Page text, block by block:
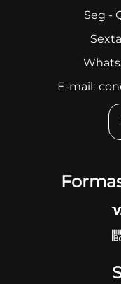
Seg -
E-mail: